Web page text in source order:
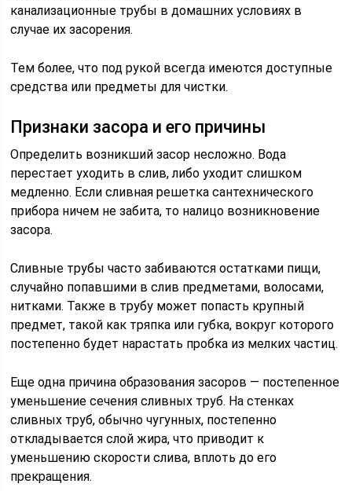
канализационные трубы в домашних условиях в
случае их засорения.
Тем более, что под рукой всегда имеются доступные
средства или предметы для чистки.
Признаки засора и его причины
Определить возникший засор несложно. Вода
перестает уходить в слив, либо уходит слишком
медленно. Если сливная решетка сантехнического
прибора ничем не забита, то налицо возникновение
засора.
Сливные трубы часто забиваются остатками пищи,
случайно попавшими в слив предметами, волосами,
нитками. Также в трубу может попасть крупный
предмет, такой как тряпка или губка, вокруг которого
постепенно будет нарастать пробка из мелких частиц.
Еще одна причина образования засоров — постепенное
уменьшение сечения сливных труб. На стенках
сливных труб, обычно чугунных, постепенно
откладывается слой жира, что приводит к
уменьшению скорости слива, вплоть до его
прекращения.